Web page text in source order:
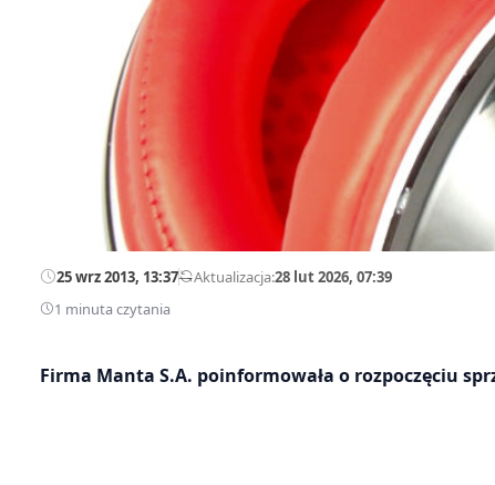
25 wrz 2013, 13:37—Aktualizacja:28 lut 2026, 07:39
1 minuta czytania
Firma Manta S.A. poinformowała o rozpoczęciu